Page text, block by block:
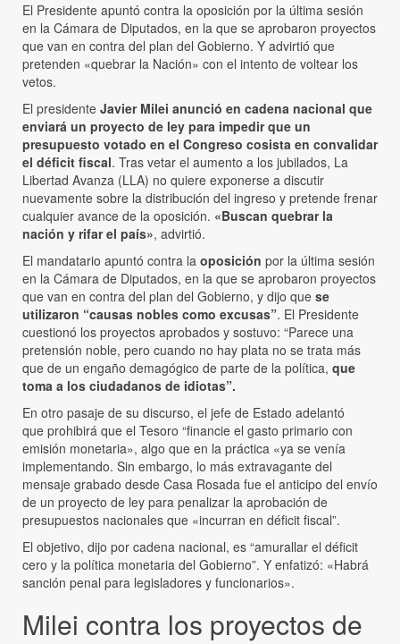
El Presidente apuntó contra la oposición por la última sesión
en la Cámara de Diputados, en la que se aprobaron proyectos
que van en contra del plan del Gobierno. Y advirtió que
pretenden «quebrar la Nación» con el intento de voltear los
vetos.
El presidente Javier Milei anunció en cadena nacional que
enviará un proyecto de ley para impedir que un
presupuesto votado en el Congreso cosista en convalidar
el déficit fiscal. Tras vetar el aumento a los jubilados, La
Libertad Avanza (LLA) no quiere exponerse a discutir
nuevamente sobre la distribución del ingreso y pretende frenar
cualquier avance de la oposición. «Buscan quebrar la
nación y rifar el país», advirtió.
El mandatario apuntó contra la oposición por la última sesión
en la Cámara de Diputados, en la que se aprobaron proyectos
que van en contra del plan del Gobierno, y dijo que se
utilizaron “causas nobles como excusas”. El Presidente
cuestionó los proyectos aprobados y sostuvo: “Parece una
pretensión noble, pero cuando no hay plata no se trata más
que de un engaño demagógico de parte de la política, que
toma a los ciudadanos de idiotas”.
En otro pasaje de su discurso, el jefe de Estado adelantó
que prohibirá que el Tesoro “financie el gasto primario con
emisión monetaria», algo que en la práctica «ya se venía
implementando. Sin embargo, lo más extravagante del
mensaje grabado desde Casa Rosada fue el anticipo del envío
de un proyecto de ley para penalizar la aprobación de
presupuestos nacionales que «incurran en déficit fiscal”.
El objetivo, dijo por cadena nacional, es “amurallar el déficit
cero y la política monetaria del Gobierno”. Y enfatizó: «Habrá
sanción penal para legisladores y funcionarios».
Milei contra los proyectos de